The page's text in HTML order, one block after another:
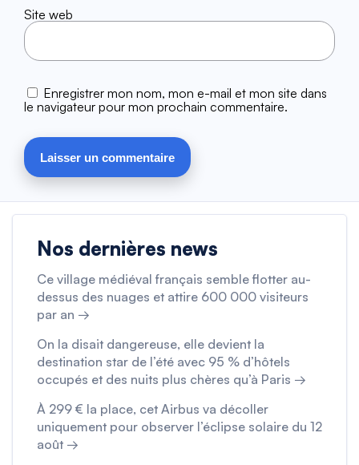
Site web
Enregistrer mon nom, mon e-mail et mon site dans
le navigateur pour mon prochain commentaire.
Nos dernières news
Ce village médiéval français semble flotter au-
dessus des nuages et attire 600 000 visiteurs
par an →
On la disait dangereuse, elle devient la
destination star de l’été avec 95 % d’hôtels
occupés et des nuits plus chères qu’à Paris →
À 299 € la place, cet Airbus va décoller
uniquement pour observer l’éclipse solaire du 12
août →